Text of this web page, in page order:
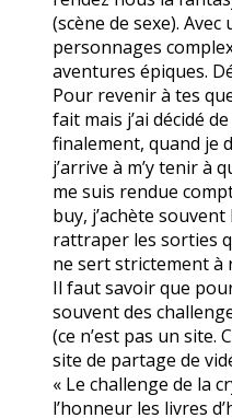
(scène de sexe).
personnages
aventures épiques.
Pour revenir à tes
fait mais j’ai décidé
finalement, quand je
j’arrive à m’y tenir à
me suis rendue
buy, j’achète
rattraper les sorties
ne sert strictement à
Il faut savoir que
souvent des
(ce n’est pas un site.
site de partage de
« Le challenge de la
l’honneur les livres